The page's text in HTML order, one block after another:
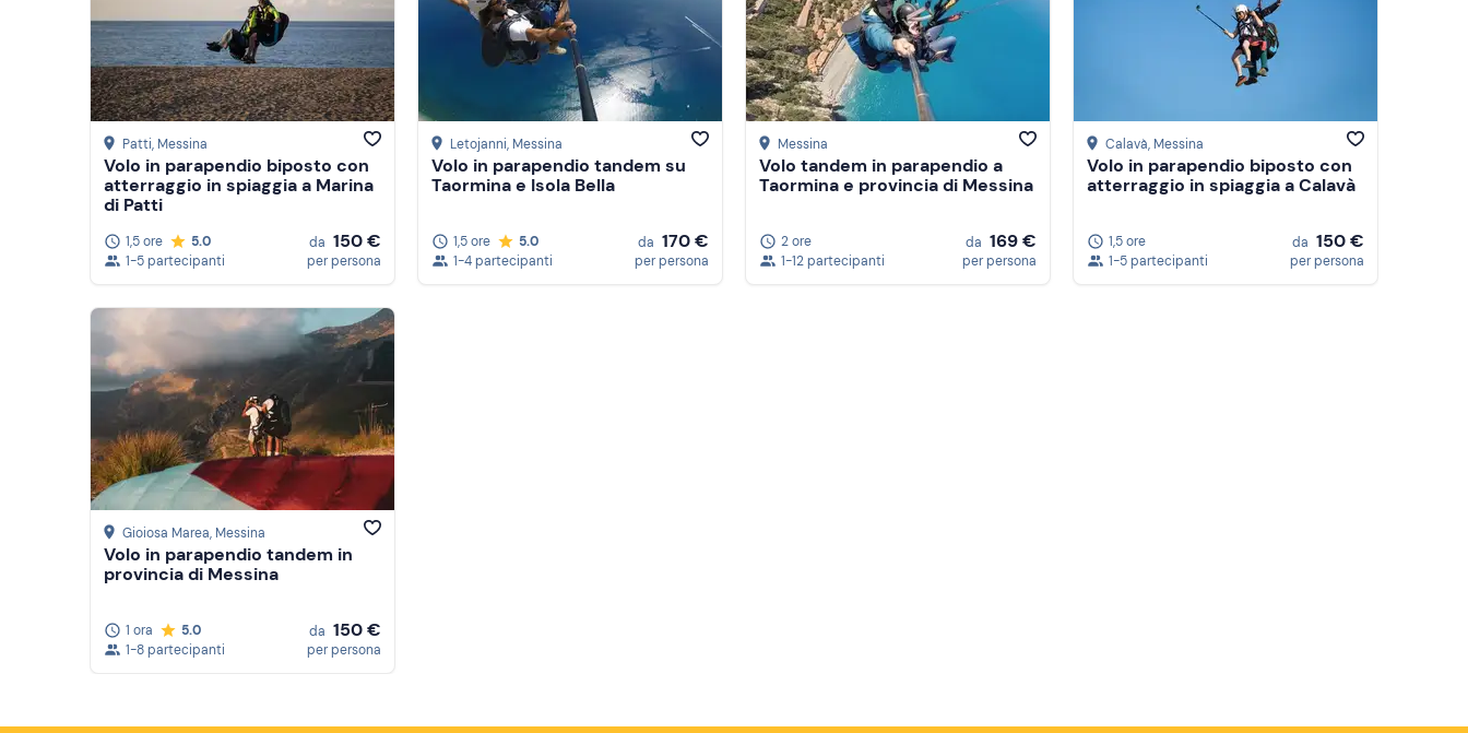
Patti, Messina
Volo in parapendio biposto con
atterraggio in spiaggia a Marina
di Patti
1,5 ore
5.0
1-5 partecipanti
da 150 €
per persona
Letojanni, Messina
Volo in parapendio tandem su
Taormina e Isola Bella
1,5 ore
5.0
1-4 partecipanti
da 170 €
per persona
Messina
Volo tandem in parapendio a
Taormina e provincia di Messina
2 ore
1-12 partecipanti
da 169 €
per persona
Calavà, Messina
Volo in parapendio biposto con
atterraggio in spiaggia a Calavà
1,5 ore
1-5 partecipanti
da 150 €
per persona
Gioiosa Marea, Messina
Volo in parapendio tandem in
provincia di Messina
1 ora
5.0
1-8 partecipanti
da 150 €
per persona